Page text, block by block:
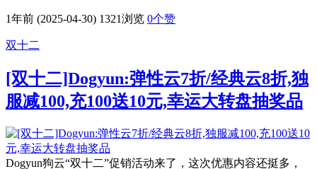
1年前 (2025-04-30) 1321浏览 0个赞
双十二
[双十二]Dogyun:弹性云7折/经典云8折,独
服减100,充100送10元,幸运大转盘抽奖品
Dogyun狗云“双十二”促销活动来了，这次优惠内容还挺多，